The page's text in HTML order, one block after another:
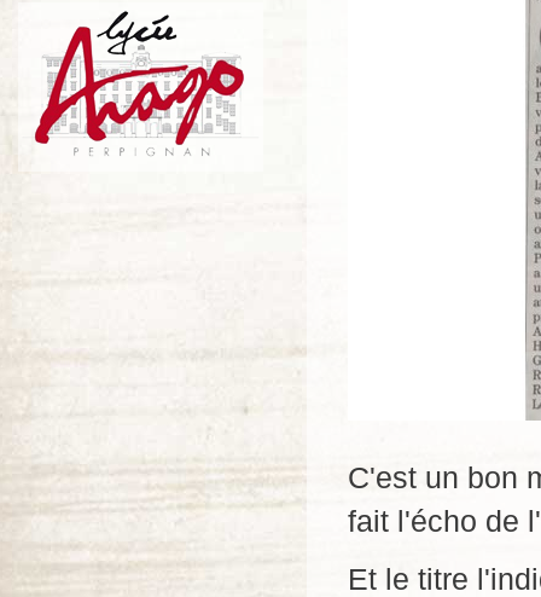
C'est un bon
fait l'écho de
Et le titre